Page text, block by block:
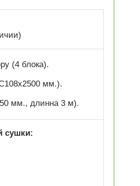
(4 блока).
мм.).
мм., длинна 3 м).
сушки: